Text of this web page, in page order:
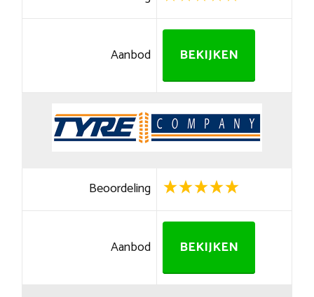
Aanbod BEKIJKEN
Beoordeling
Aanbod BEKIJKEN